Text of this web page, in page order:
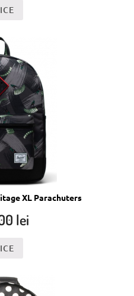
XL Parachuters
lei